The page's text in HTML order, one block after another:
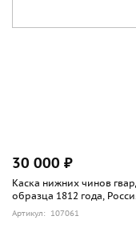
30 000 ₽
Каска нижних чинов
образца 1812 года,
Артикул: 107061